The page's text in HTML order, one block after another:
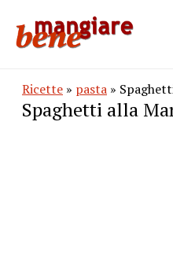
Ricette » pasta »
Spaghetti alla